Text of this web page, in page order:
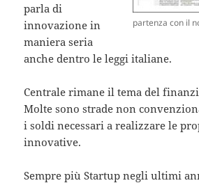
partenza con il
parla di
innovazione in
maniera seria
anche dentro le leggi italiane.
Centrale rimane il tema del
Molte sono strade non
i soldi necessari a realizzare le
innovative.
Sempre più Startup negli ultimi